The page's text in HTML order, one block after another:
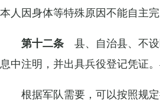
本人因身体等特殊原因不能自主
第十二条 县、自治县、不
息中注明，并出具兵役登记凭证
根据军队需要，可以按照规